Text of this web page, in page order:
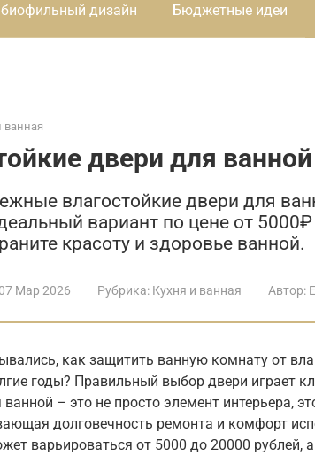
биофильный дизайн Бюджетные идеи
ванная
двери для ванной
влагостойкие двери для
вариант по цене от 5000₽
красоту и здоровье ванной.
07 Мар 2026 Рубрика: Кухня и ванная Автор:
как защитить ванную комнату от
годы? Правильный выбор двери играет
– это не просто элемент интерьера,
долговечность ремонта и комфорт
варьироваться от 5000 до 20000 рублей,